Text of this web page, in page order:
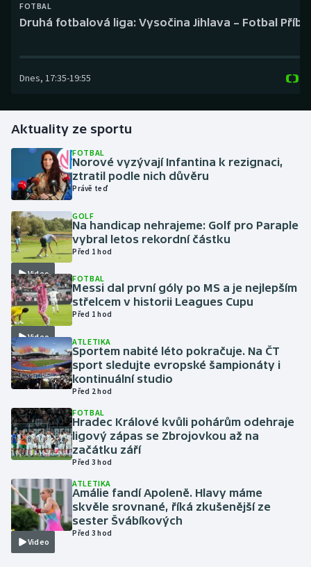
Gymnastika
Házená
Jezdectví
Judo
Krasobruslení
Lezení
Lyže a snowboard
Moderní pětiboj
Olympijské hry
Parasport
Plavání
Plážový volejbal
FOTBAL
Druhá fotbalová liga: Vysočina Jihlava – Fotbal
Dnes, 17:35-19:55
Aktuality ze sportu
FOTBAL
Norové vyzývají Infantina k rezignaci,
ztratil podle nich důvěru
Právě teď
Video
GOLF
Na handicap nehrajeme: Golf pro Paraple
vybral letos rekordní částku
Před 1 hod
Video
FOTBAL
Messi dal první góly po MS a je nejlepším
střelcem v historii Leagues Cupu
Před 1 hod
ATLETIKA
Sportem nabité léto pokračuje. Na ČT
sport sledujte evropské šampionáty i
kontinuální studio
Před 2 hod
FOTBAL
Hradec Králové kvůli pohárům odehraje
ligový zápas se Zbrojovkou až na
začátku září
Před 3 hod
Video
ATLETIKA
Amálie fandí Apoleně. Hlavy máme
skvěle srovnané, říká zkušenější ze
sester Švábíkových
Před 3 hod